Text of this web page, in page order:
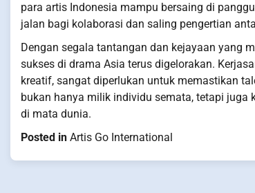
para artis Indonesia mampu bersaing di
jalan bagi kolaborasi dan saling pengertian
Dengan segala tantangan dan kejayaan yang
sukses di drama Asia terus digelorakan.
kreatif, sangat diperlukan untuk memastikan
bukan hanya milik individu semata, tetapi juga
di mata dunia.
Posted in Artis Go International